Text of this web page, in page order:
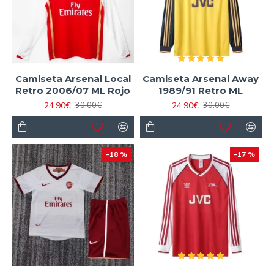
Camiseta Arsenal Local
Retro 2006/07 ML Rojo
24.90€ 30.00€
Camiseta Arsenal Away
1989/91 Retro ML
24.90€ 30.00€
-18 % -17 %